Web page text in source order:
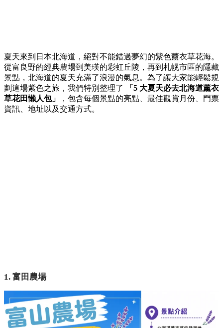
夏天來到日本北海道， 絕對不能錯過夢幻的紫色薰衣草花海。
從富良野的經典農場到美瑛的彩虹丘陵， 再到札幌市區的隱藏
景點， 北海道的夏天充滿了浪漫的氣息。 為了讓大家能輕鬆規
劃這場紫色之旅， 我們特別整理了
「5 大夏天必去北海道薰衣
草花田懶人包」
， 包含每個景點的亮點、 最佳觀賞月份、
門票
資訊、 地址以及交通方式。
1. 富田農場